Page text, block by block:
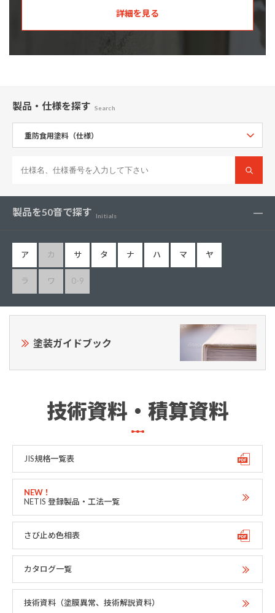
詳細を見る
製品・仕様を探す Search
製品を50音で探す Initials
ア カ サ タ ナ ハ マ ヤ
ラ ワ 0-9
塗装ガイドブック
技術資料・積算資料
JIS規格一覧表
NETIS 登録製品・工法一覧
さび止め色相表
カタログ一覧
技術資料（塗膜異常、技術解説資料）